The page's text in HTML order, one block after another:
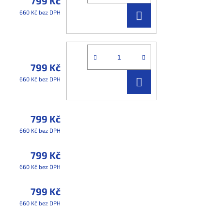
660 Kč bez DPH
KOŠÍKU
799 Kč
660 Kč bez DPH
KOŠÍKU
799 Kč
660 Kč bez DPH
799 Kč
660 Kč bez DPH
799 Kč
660 Kč bez DPH